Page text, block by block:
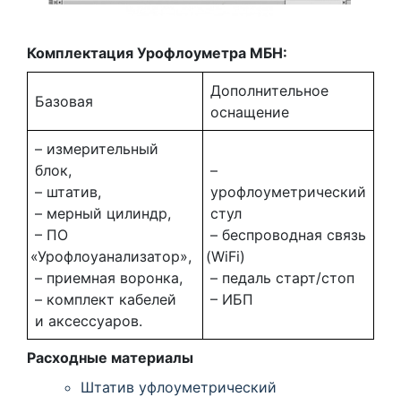
Комплектация Урофлоуметра МБН:
Базовая
Дополнительное
оснащение
– измерительный
блок,
– штатив,
– мерный цилиндр,
– ПО
«Урофлоуанализатор»,
– приемная воронка,
– комплект кабелей
и аксессуаров.
–
урофлоуметрический
стул
– беспроводная связь
(WiFi)
– педаль старт/стоп
– ИБП
Расходные материалы
Штатив уфлоуметрический